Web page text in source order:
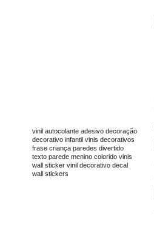
vinil autocolante adesivo decoração
decorativo infantil vinis decorativos
frase criança paredes divertido
texto parede menino colorido vinis
wall sticker vinil decorativo decal
wall stickers